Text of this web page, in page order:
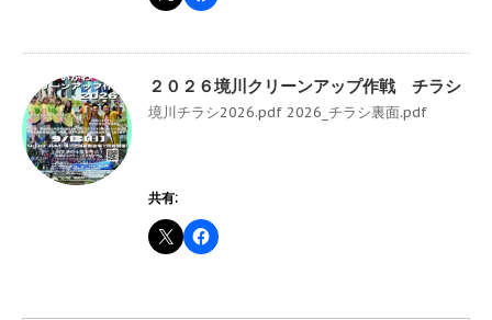
２０２６境川クリーンアップ作戦 チラシ
境川チラシ2026.pdf 2026_チラシ裏面.pdf
共有: